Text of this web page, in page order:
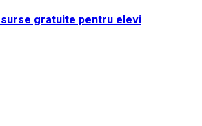
gratuite pentru elevi